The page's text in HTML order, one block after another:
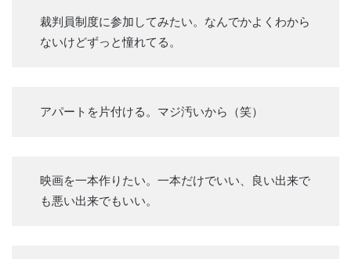
裁判員制度に参加してみたい。なんでかよくわから
ないけどずっと憧れてる。
アパートを片付ける。マジ汚いから（笑）
映画を一本作りたい。一本だけでいい、良い出来で
も悪い出来でもいい。